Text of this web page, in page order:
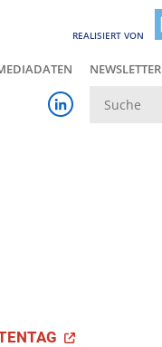
REALISIERT VON
NEWSLETTER